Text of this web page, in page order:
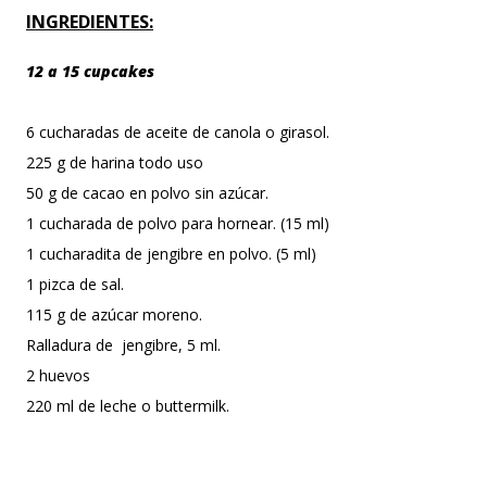
INGREDIENTES:
12 a 15 cupcakes
6 cucharadas de aceite de canola o girasol.
225 g de harina todo uso
50 g de cacao en polvo sin azúcar.
1 cucharada de polvo para hornear. (15 ml)
1 cucharadita de jengibre en polvo. (5 ml)
1 pizca de sal.
115 g de azúcar moreno.
Ralladura de jengibre, 5 ml.
2 huevos
220 ml de leche o buttermilk.